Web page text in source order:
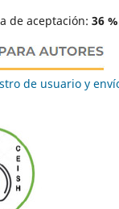
de aceptación: 36 %
de usuario y